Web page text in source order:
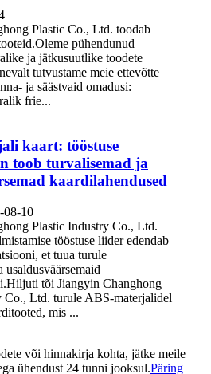
Plastic Co., Ltd. toodab
pühendunud
ja jätkusuutlike toodete
tutvustame meie ettevõtte
ja säästvaid omadusi:
frie...
kaart: tööstuse
toob turvalisemad ja
kaardilahendused
08-10
Plastic Industry Co., Ltd.
tööstuse liider edendab
et tuua turule
usaldusväärsemaid
tõi Jiangyin Changhong
Co., Ltd. turule ABS-materjalidel
mis ...
või hinnakirja kohta, jätke meile
ühendust 24 tunni jooksul.Päring